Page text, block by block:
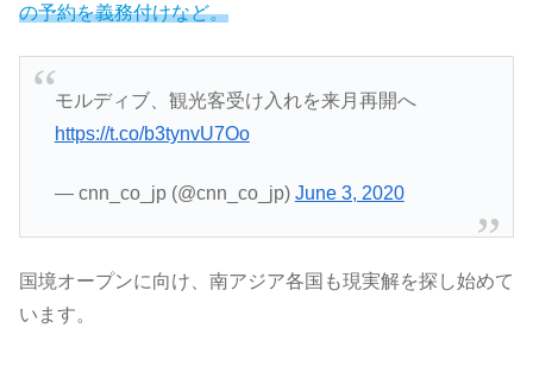
の予約を義務付けなど。
モルディブ、観光客受け入れを来月再開へ
https://t.co/b3tynvU7Oo
— cnn_co_jp (@cnn_co_jp) June 3, 2020
国境オープンに向け、南アジア各国も現実解を探し始めて
います。